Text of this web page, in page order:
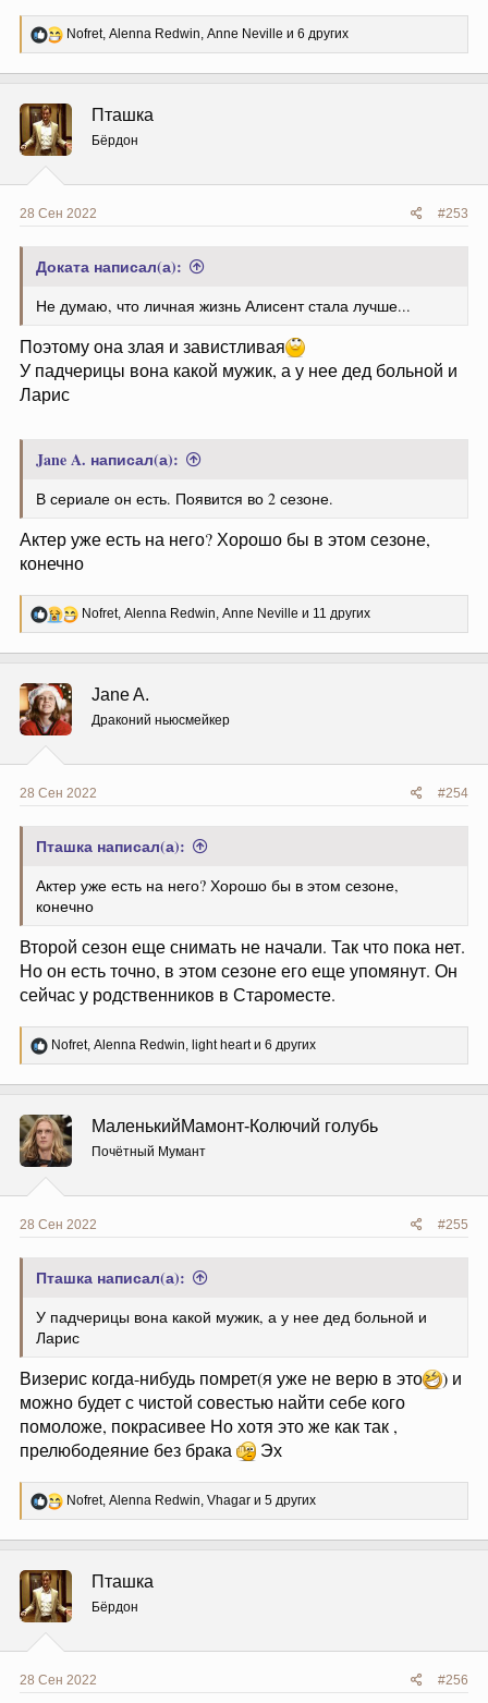
Р
е
ц
и
:
Nofret, Alenna Redwin, Anne Neville и 6 других
Пташка
Бёрдон
28 Сен 2022 #253
Доката написал(а):
Не думаю, что личная жизнь Алисент стала лучше...
Поэтому она злая и завистливая
У падчерицы вона какой мужик, а у нее дед больной и
Ларис
Jane A. написал(а):
В сериале он есть. Появится во 2 сезоне.
Актер уже есть на него? Хорошо бы в этом сезоне,
конечно
Р
е
Nofret, Alenna Redwin, Anne Neville и 11 других
Jane A.
Драконий ньюсмейкер
28 Сен 2022 #254
Пташка написал(а):
Актер уже есть на него? Хорошо бы в этом сезоне,
конечно
Второй сезон еще снимать не начали. Так что пока нет.
Но он есть точно, в этом сезоне его еще упомянут. Он
сейчас у родственников в Староместе.
Р
е
ц
и
и
:
Nofret, Alenna Redwin, light heartи 6 других
МаленькийМамонт-Колючий голубь
Почётный Мумант
28 Сен 2022 #255
Пташка написал(а):
У падчерицы вона какой мужик, а у нее дед больной и
Ларис
Визерис когда-нибудь помрет(я уже не верю в это
) и
можно будет с чистой совестью найти себе кого
помоложе, покрасивее Но хотя это же как так ,
прелюбодеяние без брака
Эх
Р
е
ц
и
:
Nofret, Alenna Redwin, Vhagar и 5 других
Пташка
Бёрдон
28 Сен 2022 #256